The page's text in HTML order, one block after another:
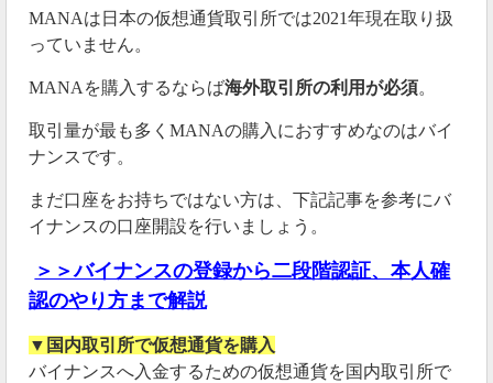
MANAは日本の仮想通貨取引所では2021年現在取り扱
っていません。
MANAを購入するならば海外取引所の利用が必須。
取引量が最も多くMANAの購入におすすめなのはバイ
ナンスです。
まだ口座をお持ちではない方は、下記記事を参考にバ
イナンスの口座開設を行いましょう。
＞＞バイナンスの登録から二段階認証、本人確
認のやり方まで解説
▼国内取引所で仮想通貨を購入
バイナンスへ入金するための仮想通貨を国内取引所で